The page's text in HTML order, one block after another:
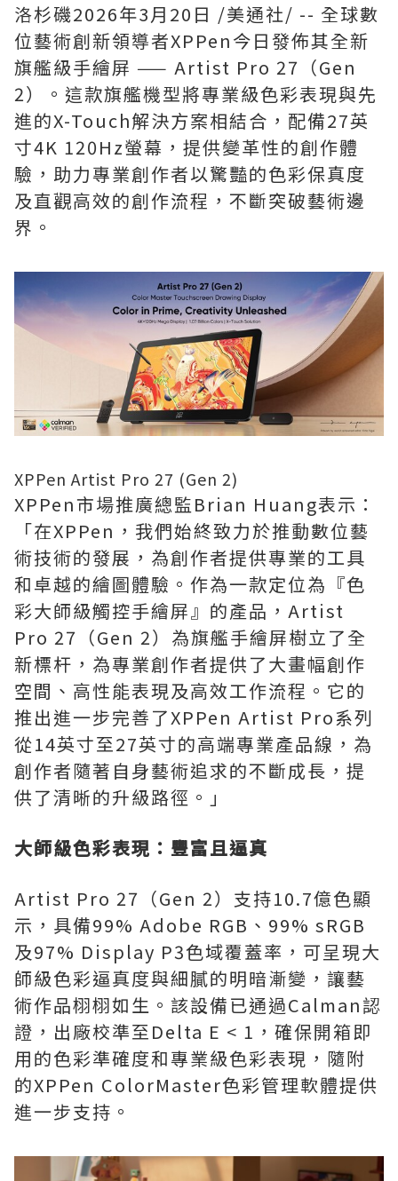
洛杉磯2026年3月20日 /美通社/ -- 全球數
位藝術創新領導者XPPen今日發佈其全新
旗艦級手繪屏 —— Artist Pro 27（Gen
2）。這款旗艦機型將專業級色彩表現與先
進的X-Touch解決方案相結合，配備27英
寸4K 120Hz螢幕，提供變革性的創作體
驗，助力專業創作者以驚豔的色彩保真度
及直觀高效的創作流程，不斷突破藝術邊
界。
XPPen Artist Pro 27 (Gen 2)
XPPen市場推廣總監Brian Huang表示：
「在XPPen，我們始終致力於推動數位藝
術技術的發展，為創作者提供專業的工具
和卓越的繪圖體驗。作為一款定位為『色
彩大師級觸控手繪屏』的產品，Artist
Pro 27（Gen 2）為旗艦手繪屏樹立了全
新標杆，為專業創作者提供了大畫幅創作
空間、高性能表現及高效工作流程。它的
推出進一步完善了XPPen Artist Pro系列
從14英寸至27英寸的高端專業產品線，為
創作者隨著自身藝術追求的不斷成長，提
供了清晰的升級路徑。」
大師級色彩表現：豐富且逼真
Artist Pro 27（Gen 2）支持10.7億色顯
示，具備99% Adobe RGB、99% sRGB
及97% Display P3色域覆蓋率，可呈現大
師級色彩逼真度與細膩的明暗漸變，讓藝
術作品栩栩如生。該設備已通過Calman認
證，出廠校準至Delta E < 1，確保開箱即
用的色彩準確度和專業級色彩表現，隨附
的XPPen ColorMaster色彩管理軟體提供
進一步支持。